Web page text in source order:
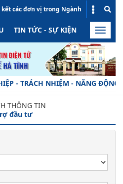
kết các đơn vị trong Ngành
TIN TỨC - SỰ KIỆN HOẠT
Toggle
- TRÁCH NHIỆM - NĂNG ĐỘNG -
THÔNG TIN
đầu tư